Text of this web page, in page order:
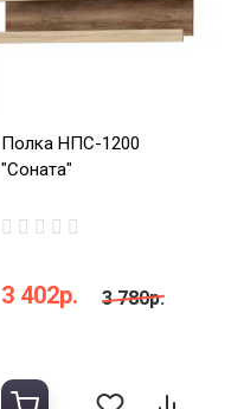
Полка НПС-1200
"Соната"
3 402р. 3 780р.